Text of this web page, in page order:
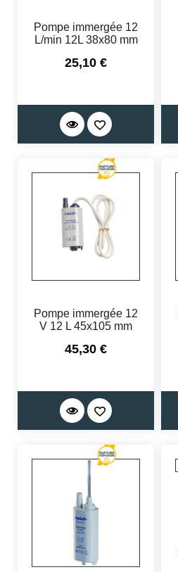
Pompe immergée 12
L/min 12L 38x80 mm
Prix
25,10 €
Pompe immergée 12
V 12 L 45x105 mm
Prix
45,30 €